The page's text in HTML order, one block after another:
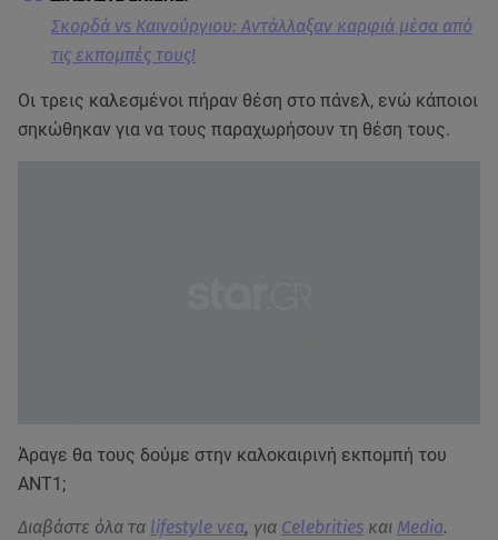
Σκορδά vs Καινούργιου: Αντάλλαξαν καρφιά μέσα από
τις εκπομπές τους!
Οι τρεις καλεσμένοι πήραν θέση στο πάνελ, ενώ κάποιοι
σηκώθηκαν για να τους παραχωρήσουν τη θέση τους.
Άραγε θα τους δούμε στην καλοκαιρινή εκπομπή του
ΑΝΤ1;
Διαβάστε όλα τα lifestyle νεα, για Celebrities και Media.